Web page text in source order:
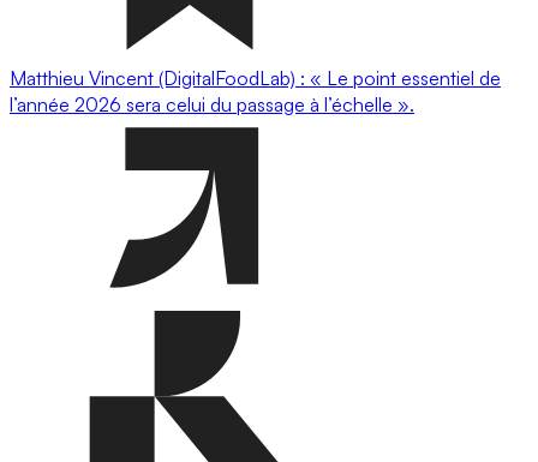
Matthieu Vincent (DigitalFoodLab) : « Le point essentiel de
l’année 2026 sera celui du passage à l’échelle ».